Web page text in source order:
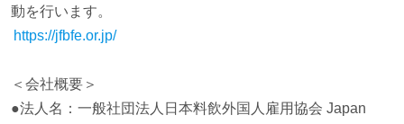
動を行います。
https://jfbfe.or.jp/
＜会社概要＞
●法人名：一般社団法人日本料飲外国人雇用協会 Japan